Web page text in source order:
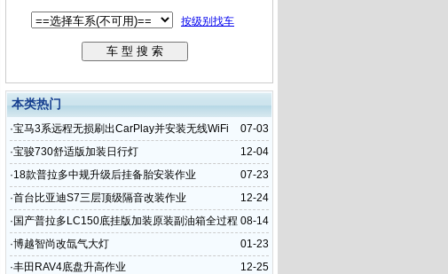
本类热门
07-03
·宝马3系远程无损刷出CarPlay并安装无线WiFi
12-04
·宝骏730舒适版加装日行灯
07-23
·18款普拉多中规升级后挂备胎安装作业
12-24
·首台比亚迪S7三层顶级隔音改装作业
08-14
· 国产普拉多LC150底挂版加装原装副油箱全过程
01-23
·博越智尚改氙气大灯
12-25
·丰田RAV4底盘升高作业